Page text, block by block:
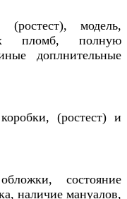
модель,
пломб, полную
доплнительные
(ростест) и
состояние
наличие мануалов,